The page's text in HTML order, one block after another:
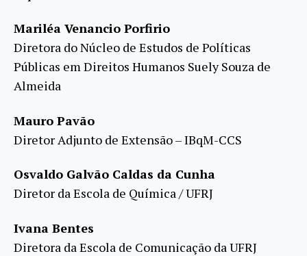
Mariléa Venancio Porfirio
Diretora do Núcleo de Estudos de Políticas
Públicas em Direitos Humanos Suely Souza de
Almeida
Mauro Pavão
Diretor Adjunto de Extensão – IBqM-CCS
Osvaldo Galvão Caldas da Cunha
Diretor da Escola de Química / UFRJ
Ivana Bentes
Diretora da Escola de Comunicação da UFRJ